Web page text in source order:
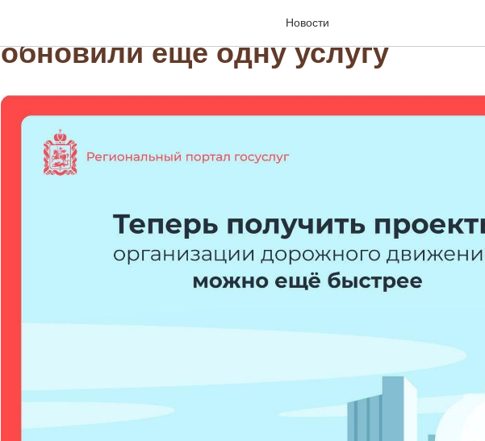
Новости
На портале госуслуг Московской
обновили еще одну услугу